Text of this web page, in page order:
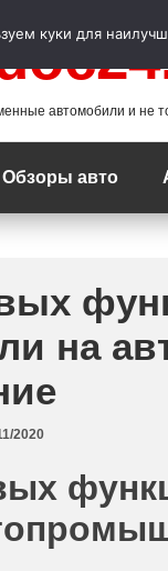
автомобили и не
Обзоры авто
на
2020
куки для